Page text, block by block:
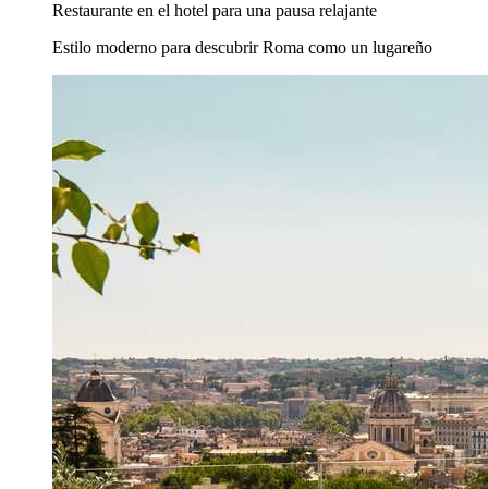
Restaurante en el hotel para una pausa relajante
Estilo moderno para descubrir Roma como un lugareño